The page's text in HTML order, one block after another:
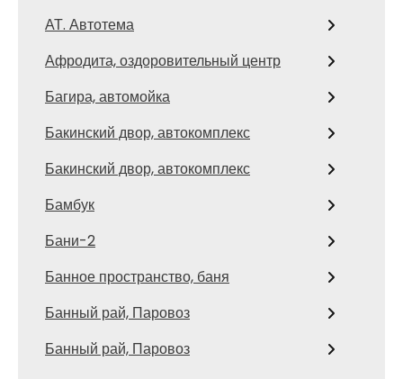
АТ. Автотема
Афродита, оздоровительный центр
Багира, автомойка
Бакинский двор, автокомплекс
Бакинский двор, автокомплекс
Бамбук
Бани-2
Банное пространство, баня
Банный рай, Паровоз
Банный рай, Паровоз